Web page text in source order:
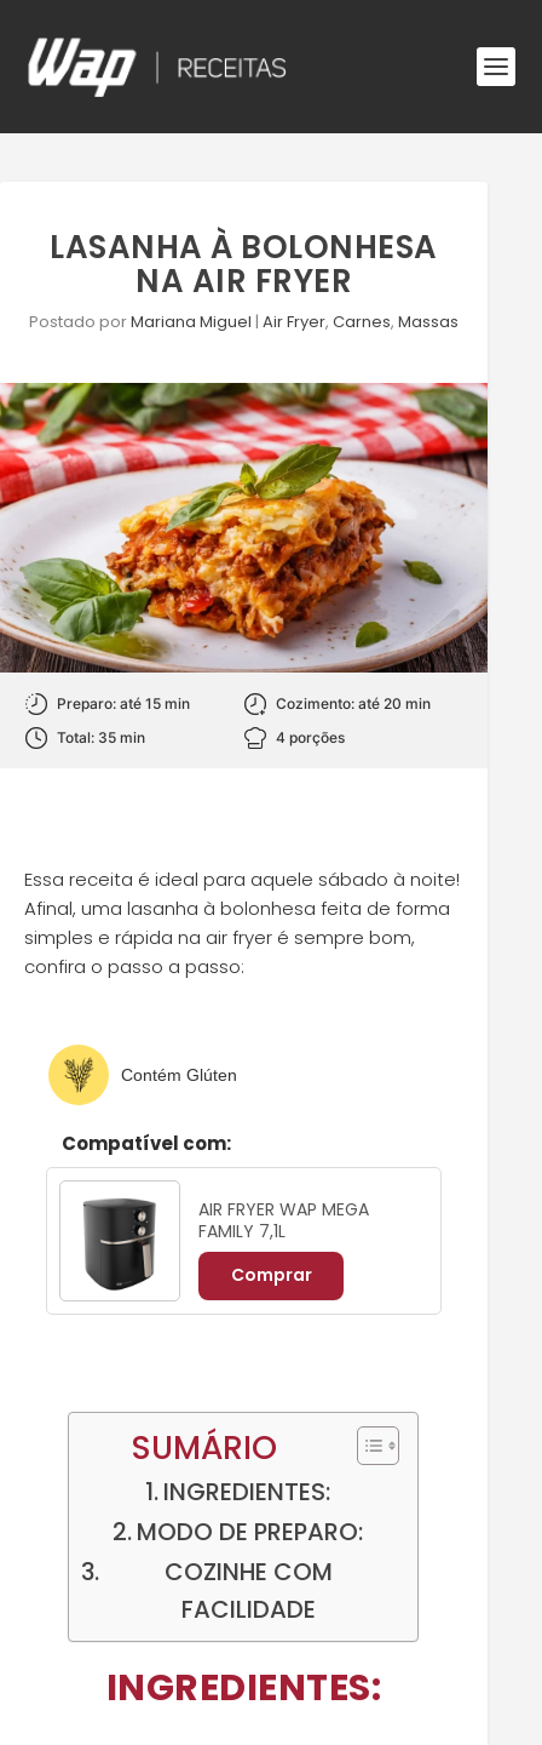
LASANHA À BOLONHESA
NA AIR FRYER
Postado porMariana Miguel |Air Fryer,Carnes,Massas
Preparo: até 15 min
Cozimento: até 20 min
Total: 35 min
4 porções
Essa receita é ideal para aquele sábado à noite!
Afinal, uma lasanha à bolonhesa feita de forma
simples e rápida na air fryer é sempre bom,
confira o passo a passo:
Contém Glúten
Compatível com:
AIR FRYER WAP MEGA
FAMILY 7,1L
Comprar
SUMÁRIO
INGREDIENTES:
MODO DE PREPARO:
COZINHE COM
FACILIDADE
INGREDIENTES: